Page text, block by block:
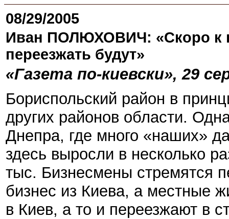
08/29/2005
Иван ПОЛЮХОВИЧ: «Скоро к
переезжать будут»
«Газета по-киевски», 29
Бориспольский район в
других районов области.
Днепра, где много «наших»
здесь выросли в несколько
тыс. Бизнесмены стремятся
бизнес из Киева, а местные
в Киев, а то и переезжают в